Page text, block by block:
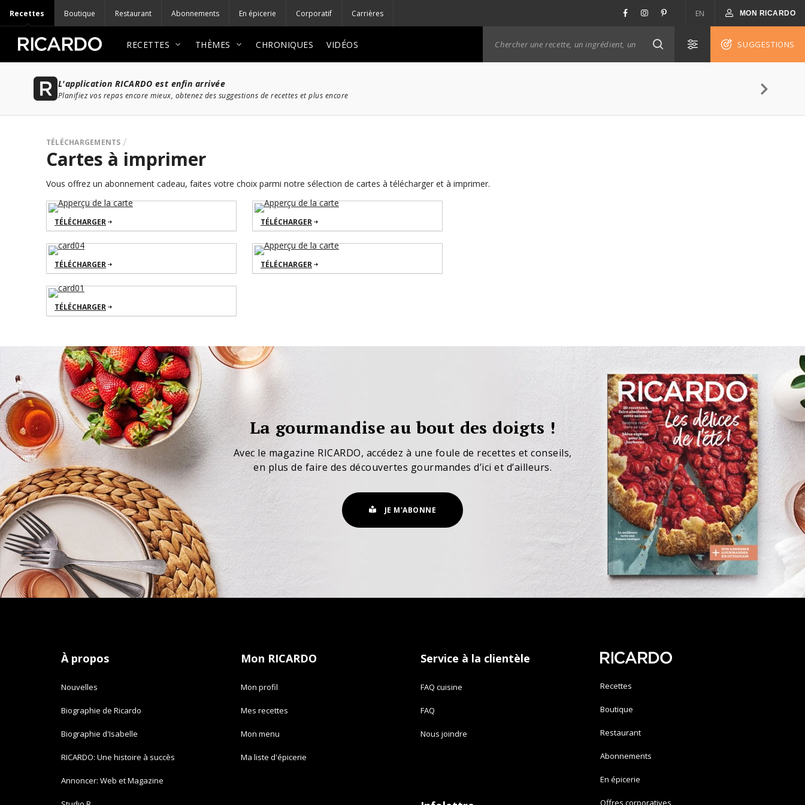
Recettes Boutique Restaurant Abonnements En épicerie Corporatif Carrières EN MON RICARDO
RECETTES THÈMES CHRONIQUES VIDÉOS SUGGESTIONS
L'application RICARDO est enfin arrivée
Planifiez vos repas encore mieux, obtenez des suggestions de recettes et plus encore
TÉLÉCHARGEMENTS
Cartes à imprimer
Vous offrez un abonnement cadeau, faites votre choix parmi notre sélection de cartes à télécharger et à imprimer.
TÉLÉCHARGER TÉLÉCHARGER
TÉLÉCHARGER TÉLÉCHARGER
TÉLÉCHARGER
La gourmandise au bout des doigts !
Avec le magazine RICARDO, accédez à une foule de recettes et conseils,
en plus de faire des découvertes gourmandes d’ici et d’ailleurs.
JE M'ABONNE
À propos
Nouvelles
Biographie de Ricardo
Biographie d'Isabelle
RICARDO: Une histoire à succès
Annoncer: Web et Magazine
Mon RICARDO
Mon profil
Mes recettes
Mon menu
Ma liste d'épicerie
Service à la clientèle
FAQ cuisine
FAQ
Nous joindre
Recettes
Boutique
Restaurant
Abonnements
En épicerie
Offres corporatives